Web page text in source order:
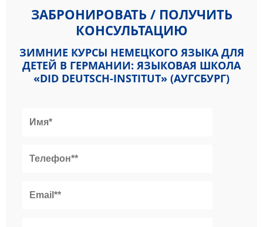
ЗАБРОНИРОВАТЬ / ПОЛУЧИТЬ
КОНСУЛЬТАЦИЮ
ЗИМНИЕ КУРСЫ НЕМЕЦКОГО ЯЗЫКА ДЛЯ
ДЕТЕЙ В ГЕРМАНИИ: ЯЗЫКОВАЯ ШКОЛА
«DID DEUTSCH-INSTITUT» (АУГСБУРГ)